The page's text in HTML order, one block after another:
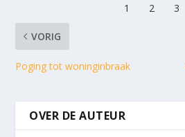
VORIG
Poging tot woninginbraak
OVER DE AUTEUR